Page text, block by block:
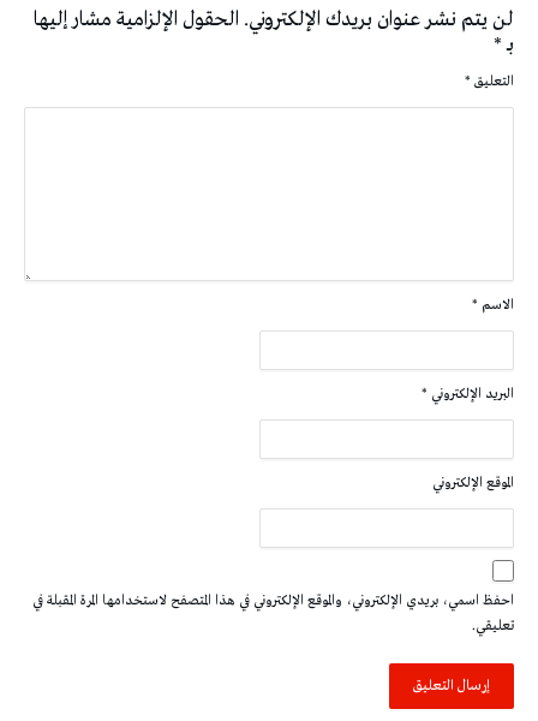
لن يتم نشر عنوان بريدك الإلكتروني. الحقول الإلزامية مشار إليها
بـ*
التعليق *
الاسم *
البريد الإلكتروني *
الموقع الإلكتروني
احفظ اسمي، بريدي الإلكتروني، والموقع الإلكتروني في هذا المتصفح لاستخدامها المرة المقبلة في
تعليقي.